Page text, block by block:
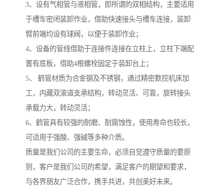
3、设有气相管与液相管，即所谓的双相结构，主要适用
于槽车密闭装卸作业，借助快速接头与槽车连接，装卸
臂前端均设有球阀，以便于装卸作业；
4、设备的管线借助于连接件连接在立柱上，立柱下端配
置有底板，借助4根螺栓固定于装卸台上；
5、 鹤管材质为合金钢及不锈钢，通过精密数控机床加
工，内藏双滚道支承结构，转动灵活、可靠，旋转接头
承载力大，转动灵活；
6、鹤管具有较强的耐磨、耐腐蚀性，使用寿命也较长，
可适用于强酸、强碱等多种介质。
质量是我们公司的主要生命，必须自觉遵守质量的要原
则，客户是我们公司的希望，满足客户的期望和要求，
与各界朋友广泛合作，携手共进，共创美好未来。